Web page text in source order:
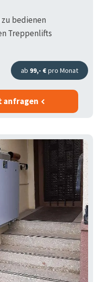
bedienen
Treppenlifts
ab 99,- €pro Monat